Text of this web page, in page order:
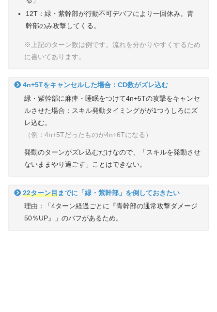
12T：緑・紫幹部が行動不可デバフにより一回休み。青
幹部のみ攻撃してくる。
※上記のターン数は例です。流れを分かりやすくするため
に書いてあります。
4n+5Tをキャンセルした場合：CD数がズレ込む
緑・紫幹部に麻痺・睡眠をつけて4n+5Tの攻撃をキャンセ
ルさせた場合：スキル発動タイミングがが1つうしろにズ
レ込む。
（例：4n+5Tだったものが4n+6Tになる）
発動のターンがズレ込むだけなので、「スキルを発動させ
ないままやり過ごす」ことはできない。
22ターン目までに「緑・紫幹部」を倒しておきたい
理由：「4ターン経過ごとに『青幹部の通常攻撃ダメージ
50％UP』」のバフがあるため。